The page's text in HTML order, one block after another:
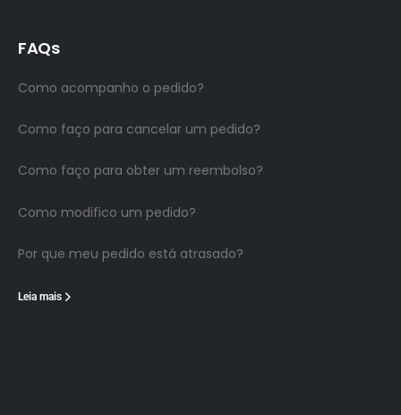
FAQs
Como acompanho o pedido?
Como faço para cancelar um pedido?
Como faço para obter um reembolso?
Como modifico um pedido?
Por que meu pedido está atrasado?
Leia mais